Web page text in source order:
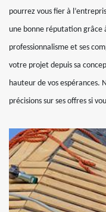
pourrez vous fier à
une bonne réputation grâce
professionnalisme et ses
votre projet depuis sa
hauteur de vos espérances.
précisions sur ses offres si